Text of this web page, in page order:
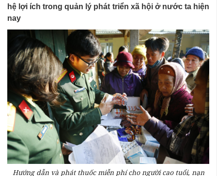
hệ lợi ích trong quản lý phát triển xã hội ở nước ta hiện
nay
Hướng dẫn và phát thuốc miễn phí cho người cao tuổi, nạn